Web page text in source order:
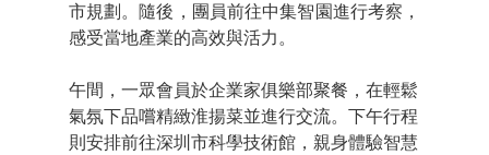
市規劃。隨後，團員前往中集智園進行考察，
感受當地產業的高效與活力。
午間，一眾會員於企業家俱樂部聚餐，在輕鬆
氣氛下品嚐精緻淮揚菜並進行交流。下午行程
則安排前往深圳市科學技術館，親身體驗智慧